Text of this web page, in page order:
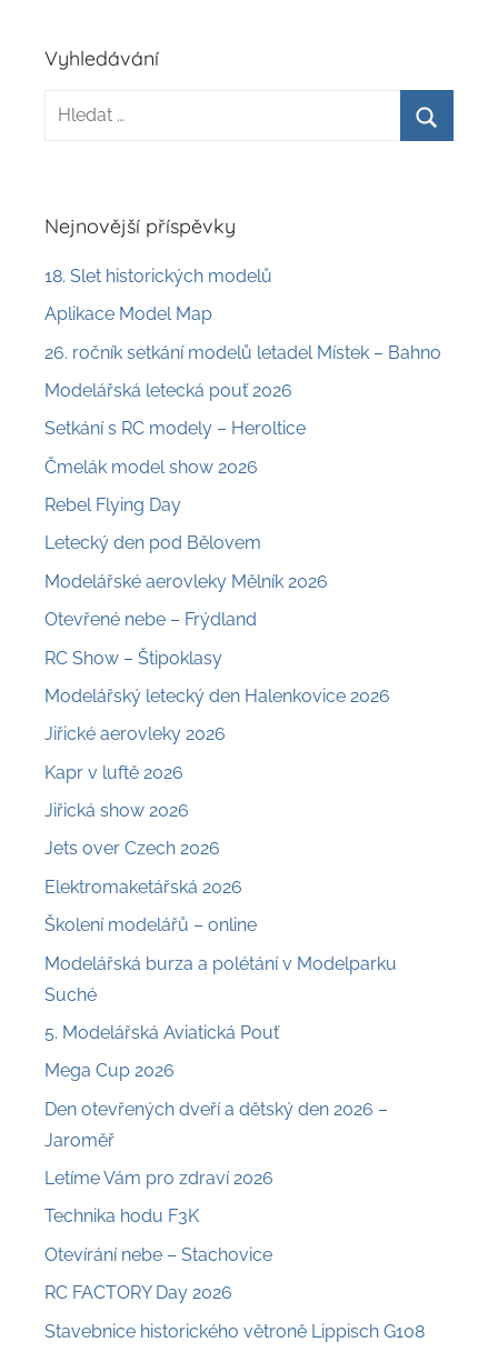
Vyhledávání
Hledat:
Nejnovější příspěvky
18. Slet historických modelů
Aplikace Model Map
26. ročník setkání modelů letadel Místek – Bahno
Modelářská letecká pouť 2026
Setkání s RC modely – Heroltice
Čmelák model show 2026
Rebel Flying Day
Letecký den pod Bělovem
Modelářské aerovleky Mělník 2026
Otevřené nebe – Frýdland
RC Show – Štipoklasy
Modelářský letecký den Halenkovice 2026
Jiřické aerovleky 2026
Kapr v luftě 2026
Jiřická show 2026
Jets over Czech 2026
Elektromaketářská 2026
Školení modelářů – online
Modelářská burza a polétání v Modelparku
Suché
5. Modelářská Aviatická Pouť
Mega Cup 2026
Den otevřených dveří a dětský den 2026 –
Jaroměř
Letíme Vám pro zdraví 2026
Technika hodu F3K
Otevírání nebe – Stachovice
RC FACTORY Day 2026
Stavebnice historického větroně Lippisch G108